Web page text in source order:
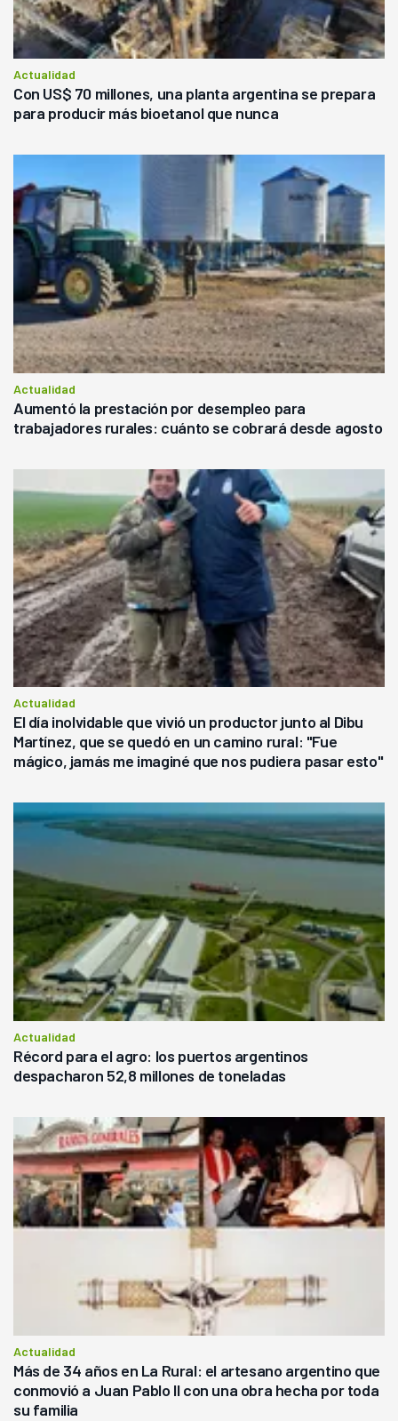
Actualidad
Con US$ 70 millones, una planta argentina se prepara
para producir más bioetanol que nunca
Actualidad
Aumentó la prestación por desempleo para
trabajadores rurales: cuánto se cobrará desde agosto
Actualidad
El día inolvidable que vivió un productor junto al Dibu
Martínez, que se quedó en un camino rural: "Fue
mágico, jamás me imaginé que nos pudiera pasar esto"
Actualidad
Récord para el agro: los puertos argentinos
despacharon 52,8 millones de toneladas
Actualidad
Más de 34 años en La Rural: el artesano argentino que
conmovió a Juan Pablo II con una obra hecha por toda
su familia